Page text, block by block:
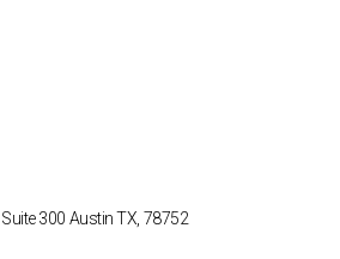
Suite 300 Austin TX, 78752